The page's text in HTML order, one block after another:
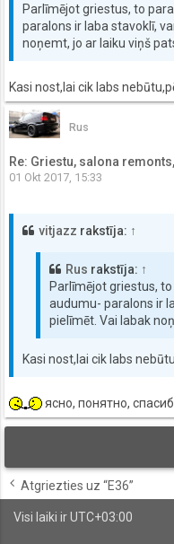
Parlīmējot griestus, to
paralons ir laba stavoklī,
noņemt, jo ar laiku viņš
Kasi nost,lai cik labs
Rus
Re: Griestu, salona
01 Okt 2017, 15:33
vitjazz rakstīja: ↑
Rus rakstīja: ↑
Parlīmējot griestus,
audumu- paralons ir
pielīmēt. Vai labak
Kasi nost,lai cik labs
ясно, понятно,
Atgriezties uz “E36”
Visi laiki irUTC+03:00